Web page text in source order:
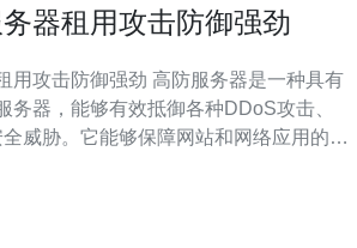
器租用攻击防御强劲
强劲 高防服务器是一种具有
务器，能够有效抵御各种DDoS攻击、
威胁。它能够保障网站和网络应用的正